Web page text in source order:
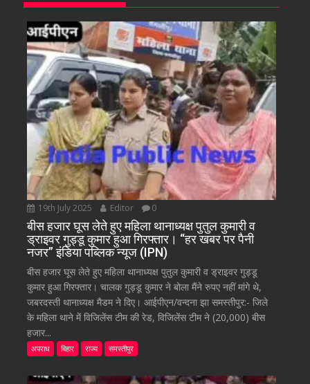
19th July 2025 Editor 0
बीस हजार घूस लेते हुए महिला थानाध्यक्ष पुतुल कुमारी व
ड्राइवर गुड्डू कुमार हुआ गिरफ्तार। “हर खबर पर पैनी
नजर” इंडिया पब्लिक न्यूज (IPN)
बीस हजार घूस लेते हुए महिला थानाध्यक्ष पुतुल कुमारी व ड्राइवर गुड्डू
कुमार हुआ गिरफ्तार। चालक गुड्डू कुमार ने बोला मैंने रुपए नहीं मांगे थे,
जबरदस्ती थानाध्यक्ष मैडम ने दिए। आईपीएन/वन्दना झा समस्तीपुर:- जिले
के महिला थाने में विजिलेंस टीम की रेड, विजिलेंस टीम ने (20,000) बीस
हजार...
अपराध बिहार राज्य समस्तीपुर